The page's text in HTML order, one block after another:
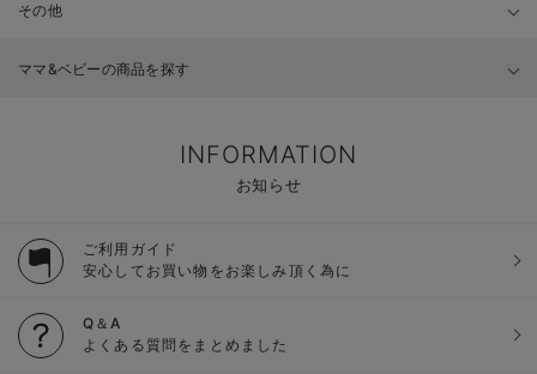
その他
ママ&ベビーの商品を探す
INFORMATION
お知らせ
ご利用ガイド
安心してお買い物をお楽しみ頂く為に
Q＆A
よくある質問をまとめました